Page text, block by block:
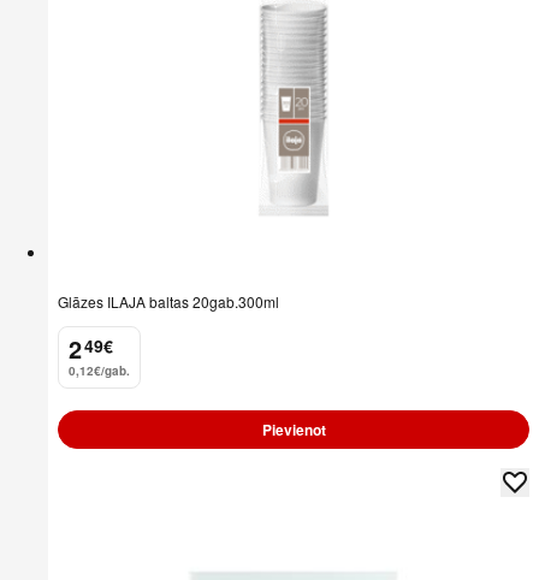
Glāzes ILAJA baltas 20gab.300ml
2
. 49€
0,12€/gab.
Pievienot